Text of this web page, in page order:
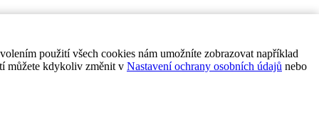
použití všech cookies nám umožníte zobrazovat například
můžete kdykoliv změnit v Nastavení ochrany osobních údajů nebo